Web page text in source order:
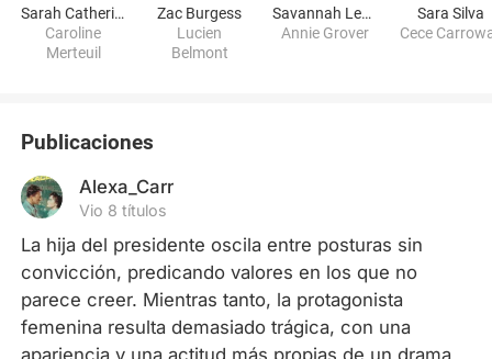
Sarah Catherine Hook
Caroline
Merteuil
Zac Burgess
Lucien
Belmont
Savannah Lee Smith
Annie Grover
Sara Silva
Cece
Publicaciones
Alexa_Carr
Vio 8 títulos
La hija del presidente oscila entre posturas sin
convicción, predicando valores en los que no
parece creer. Mientras tanto, la protagonista
femenina resulta demasiado trágica, con una
apariencia y una actitud más propias de un drama